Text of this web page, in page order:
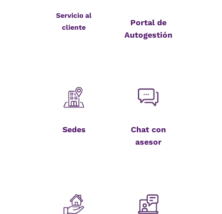
Servicio al
cliente
Portal de
Autogestión
Sedes
Chat con
asesor